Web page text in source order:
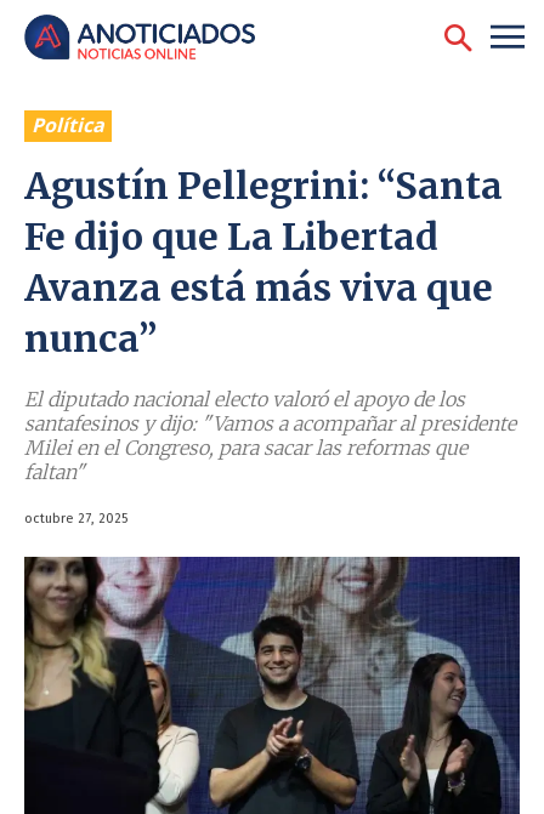
Política
Agustín Pellegrini: “Santa
Fe dijo que La Libertad
Avanza está más viva que
nunca”
El diputado nacional electo valoró el apoyo de los
santafesinos y dijo: "Vamos a acompañar al presidente
Milei en el Congreso, para sacar las reformas que
faltan"
octubre 27, 2025